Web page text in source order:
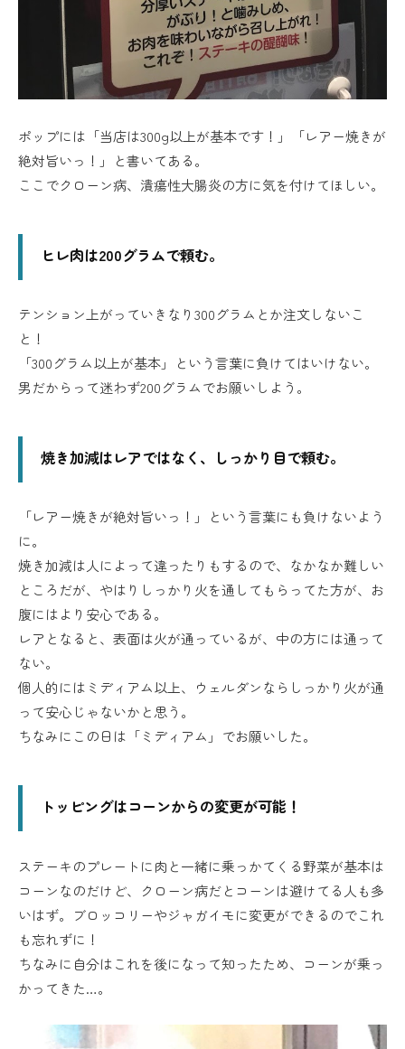
ポップには「当店は300g以上が基本です！」「レアー焼きが
絶対旨いっ！」と書いてある。
ここでクローン病、潰瘍性大腸炎の方に気を付けてほしい。
ヒレ肉は200グラムで頼む。
テンション上がっていきなり300グラムとか注文しないこ
と！
「300グラム以上が基本」という言葉に負けてはいけない。
男だからって迷わず200グラムでお願いしよう。
焼き加減はレアではなく、しっかり目で頼む。
「レアー焼きが絶対旨いっ！」という言葉にも負けないよう
に。
焼き加減は人によって違ったりもするので、なかなか難しい
ところだが、やはりしっかり火を通してもらってた方が、お
腹にはより安心である。
レアとなると、表面は火が通っているが、中の方には通って
ない。
個人的にはミディアム以上、ウェルダンならしっかり火が通
って安心じゃないかと思う。
ちなみにこの日は「ミディアム」でお願いした。
トッピングはコーンからの変更が可能！
ステーキのプレートに肉と一緒に乗っかてくる野菜が基本は
コーンなのだけど、クローン病だとコーンは避けてる人も多
いはず。ブロッコリーやジャガイモに変更ができるのでこれ
も忘れずに！
ちなみに自分はこれを後になって知ったため、コーンが乗っ
かってきた…。